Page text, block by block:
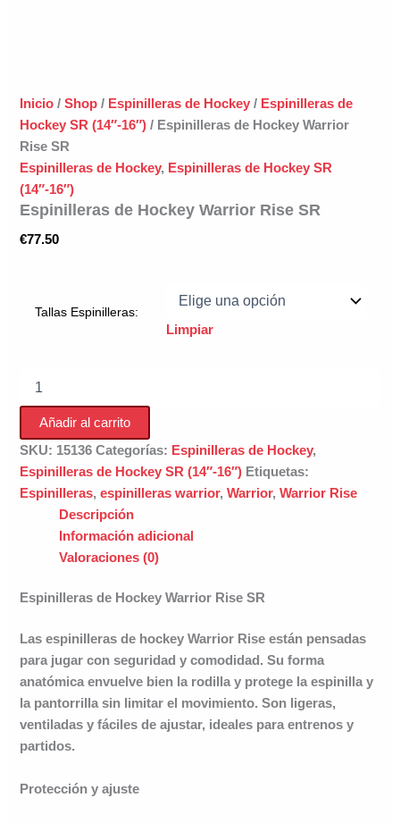
Inicio /Shop / Espinilleras de Hockey / Espinilleras de
Hockey SR (14″-16″) / Espinilleras de Hockey Warrior
Rise SR
Espinilleras de Hockey, Espinilleras de Hockey SR
(14″-16″)
Espinilleras de Hockey Warrior Rise SR
€77.50
Tallas Espinilleras:
Limpiar
Hockey
Warrior
Rise
SR
cantidad
Añadir al carrito
SKU: 15136 Categorías: Espinilleras de Hockey,
Espinilleras de Hockey SR (14″-16″) Etiquetas:
Espinilleras,espinilleras warrior,Warrior,Warrior Rise
Descripción
Información adicional
Valoraciones (0)
Espinilleras de Hockey Warrior Rise SR
Lasespinilleras de hockey Warrior Rise están pensadas
para jugar con seguridad y comodidad. Su forma
anatómica envuelve bien la rodilla y protege la espinilla y
la pantorrilla sin limitar el movimiento. Son ligeras,
ventiladas y fáciles de ajustar, ideales para entrenos y
partidos.
Protección y ajuste